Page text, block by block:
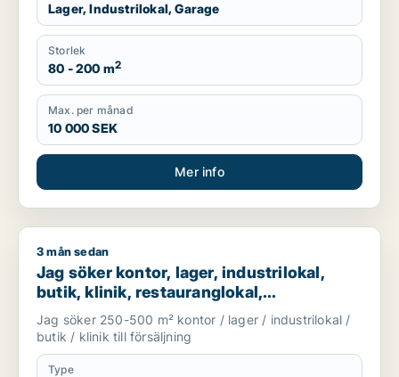
Lager, Industrilokal, Garage
Storlek
80 - 200 m2
Max. per månad
10 000 SEK
Mer info
Jag söker kontor, lager, industrilokal, butik, klinik,
3 mån sedan
Jag söker kontor, lager, industrilokal,
butik, klinik, restauranglokal,
fastighetsmark, bostadsfastighet, hotell
eller garage till salu i Grästorp, Vara eller
Götene m.fl.
Jag söker 250-500 m² kontor / lager / industrilokal /
butik / klinik till försäljning
Type